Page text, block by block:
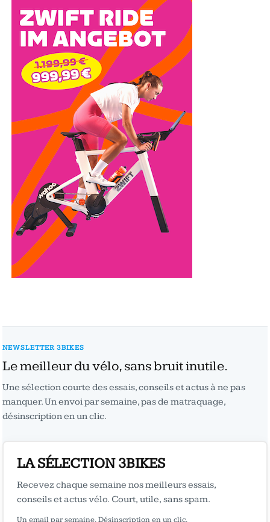
NEWSLETTER 3BIKES
Le meilleur du vélo, sans bruit inutile.
Une sélection courte des essais, conseils et actus à ne pas
manquer. Un envoi par semaine, pas de matraquage,
désinscription en un clic.
LA SÉLECTION 3BIKES
Recevez chaque semaine nos meilleurs essais,
conseils et actus vélo. Court, utile, sans spam.
Un email par semaine. Désinscription en un clic.